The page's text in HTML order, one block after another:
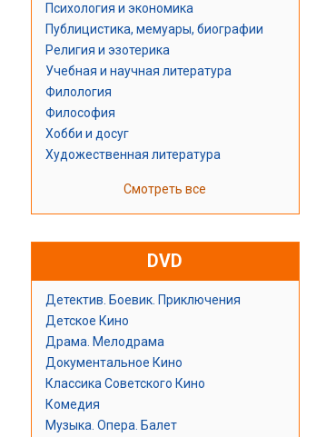
Психология и экономика
Публицистика, мемуары, биографии
Религия и эзотерика
Учебная и научная литература
Филология
Философия
Хобби и досуг
Художественная литература
Смотреть все
DVD
Детектив. Боевик. Приключения
Детское Кино
Драма. Мелодрама
Документальное Кино
Классика Советского Кино
Комедия
Музыка. Опера. Балет